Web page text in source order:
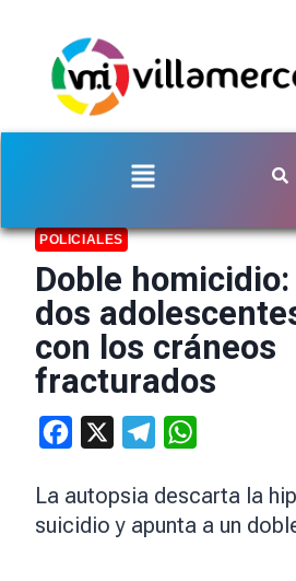
POLICIALES
Doble
dos
con los cráneos
fracturados
Facebook Telegram
La autopsia descarta la
suicidio y apunta a un